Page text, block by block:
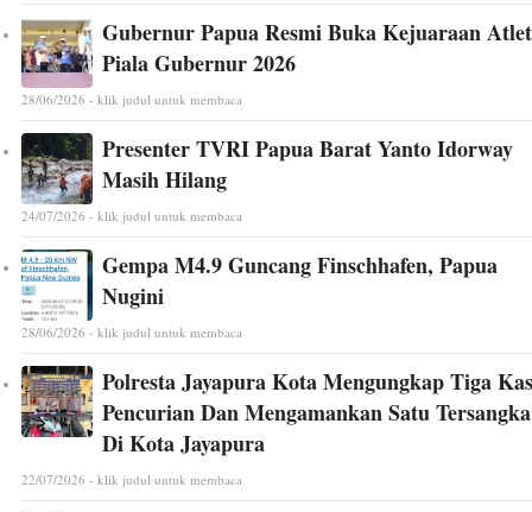
Gubernur Papua Resmi Buka Kejuaraan
Piala Gubernur 2026
28/06/2026 - klik judul untuk membaca
Presenter TVRI Papua Barat Yanto Idorway
Masih Hilang
24/07/2026 - klik judul untuk membaca
Gempa M4.9 Guncang Finschhafen, Papua
Nugini
28/06/2026 - klik judul untuk membaca
Polresta Jayapura Kota Mengungkap Tiga
Pencurian Dan Mengamankan Satu Tersangka
Di Kota Jayapura
22/07/2026 - klik judul untuk membaca